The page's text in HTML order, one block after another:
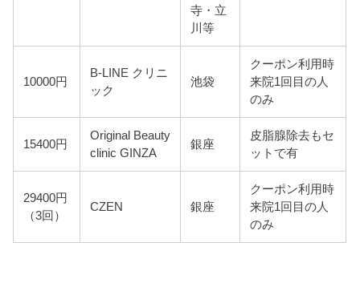
寺・立
川等
10000円
B-LINE クリニ
ック
池袋
クーポン利用時
来院1回目の人
のみ
15400円
Original Beauty
clinic GINZA
銀座
皮脂腺除去もセ
ットで有
29400円
（3回）
CZEN 銀座
クーポン利用時
来院1回目の人
のみ